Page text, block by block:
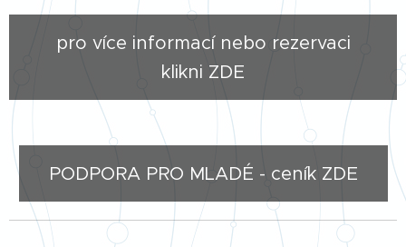
pro více informací nebo rezervaci
klikni ZDE
PODPORA PRO MLADÉ - ceník ZDE